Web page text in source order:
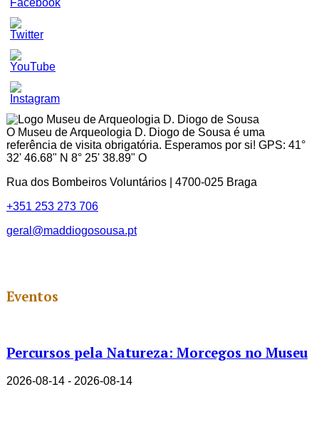
Set
Youtube
Channel
ID
O Museu de Arqueologia D. Diogo de Sousa é uma
referência de visita obrigatória. Esperamos por si! GPS: 41°
32' 46.68" N 8° 25' 38.89" O
Rua dos Bombeiros Voluntários | 4700-025 Braga
+351 253 273 706
geral@maddiogosousa.pt
Eventos
Percursos pela Natureza: Morcegos no Museu
2026-08-14 - 2026-08-14